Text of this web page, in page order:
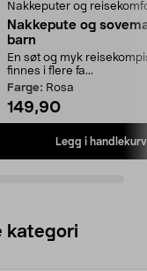
Nakkeputer og
Nakkepute og
barn
En søt og myk
finnes i flere fa...
Farge: Rosa
149,90
Legg i handlekurv
kategori